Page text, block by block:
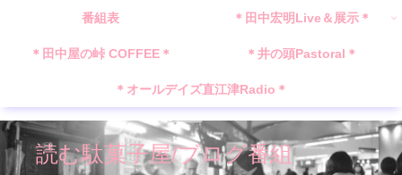
読む駄菓子屋/ブログ番組
番組表 ＊田中宏明Live＆展示＊
＊田中屋の峠 COFFEE＊ ＊井の頭Pastoral＊
＊オールデイズ直江津Radio＊